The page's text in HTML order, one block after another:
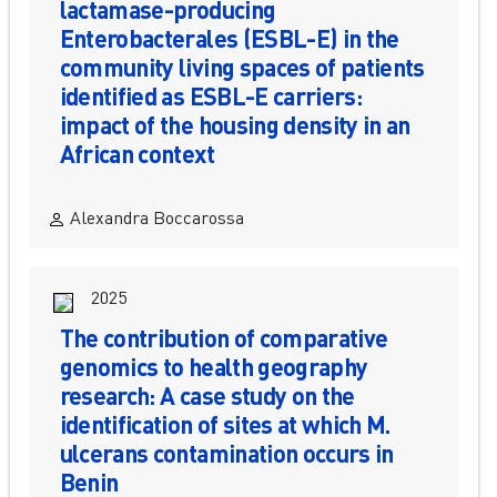
lactamase-producing
Enterobacterales (ESBL-E) in the
community living spaces of patients
identified as ESBL-E carriers:
impact of the housing density in an
African context
Alexandra Boccarossa
2025
The contribution of comparative
genomics to health geography
research: A case study on the
identification of sites at which M.
ulcerans contamination occurs in
Benin